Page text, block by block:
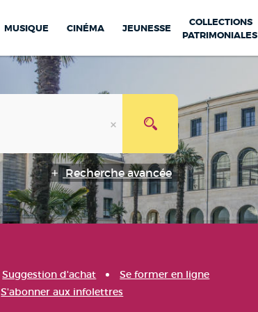
MUSIQUE CINÉMA JEUNESSE
COLLECTIONS
PATRIMONIALES
Recherche avancée
Suggestion d'achat
Se former en ligne
S'abonner aux infolettres